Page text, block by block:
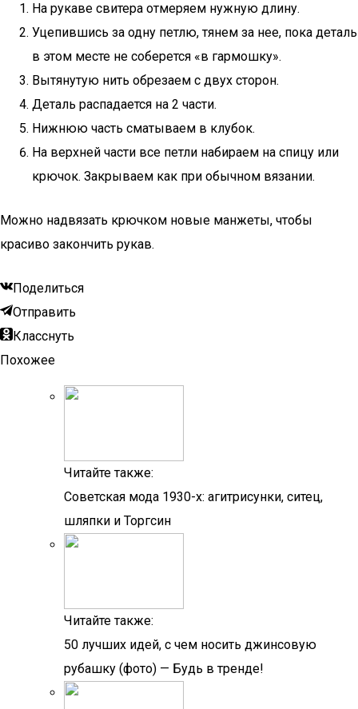
На рукаве свитера отмеряем нужную длину.
Уцепившись за одну петлю, тянем за нее, пока деталь
в этом месте не соберется «в гармошку».
Вытянутую нить обрезаем с двух сторон.
Деталь распадается на 2 части.
Нижнюю часть сматываем в клубок.
На верхней части все петли набираем на спицу или
крючок. Закрываем как при обычном вязании.
Можно надвязать крючком новые манжеты, чтобы
красиво закончить рукав.
Поделиться
Отправить
Класснуть
Похожее
Читайте также:
Советская мода 1930-х: агитрисунки, ситец,
шляпки и Торгсин
Читайте также:
50 лучших идей, с чем носить джинсовую
рубашку (фото) — Будь в тренде!